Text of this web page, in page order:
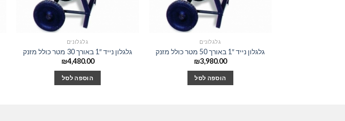
גלגלונים
גלגלון נייד 1″ באורך 50 מטר כולל מזנק
₪3,980.00
הוספה לסל
גלגלונים
גלגלון נייד 1″ באורך 30 מטר כולל מזנק
₪4,480.00
הוספה לסל